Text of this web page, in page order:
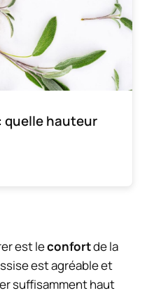
quelle hauteur
est leconfortde la
est agréable et
suffisamment haut